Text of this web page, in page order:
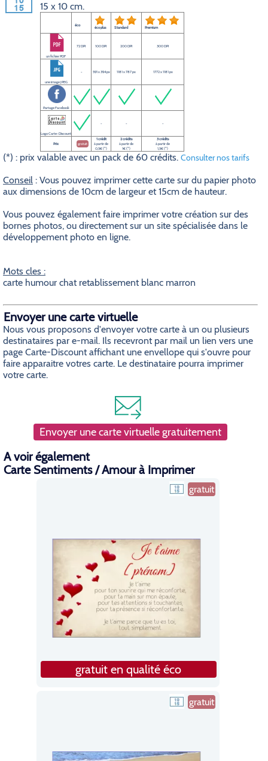
15 x 10 cm.
éco éco plus Standard Premium
un fichier PDF
72 DPI 100 DPI 200 DPI 300 DPI
une image JPEG
- 591 x 394 px 1181 x 787 px 1772 x 1181 px
Partage Facebook
Logo Carte-Discount
- - -
Prix gratuit
1 crédit
à partir de
0,5€ (*)
2 crédits
à partir de
1€ (*)
3 crédits
à partir de
1,5€ (*)
(*) : prix valable avec un pack de 60 crédits. Consulter nos tarifs
Conseil : Vous pouvez imprimer cette carte sur du papier photo
aux dimensions de 10cm de largeur et 15cm de hauteur.
Vous pouvez également faire imprimer votre création sur des
bornes photos, ou directement sur un site spécialisée dans le
développement photo en ligne.
Mots cles :
carte humour chat retablissement blanc marron
Envoyer une carte virtuelle
Nous vous proposons d'envoyer votre carte à un ou plusieurs
destinataires par e-mail. Ils recevront par mail un lien vers une
page Carte-Discount affichant une envellope qui s'ouvre pour
faire apparaitre votres carte. Le destinataire pourra imprimer
votre carte.
Envoyer une carte virtuelle gratuitement
A voir également
Carte Sentiments / Amour à Imprimer
gratuit
gratuit en qualité éco
gratuit